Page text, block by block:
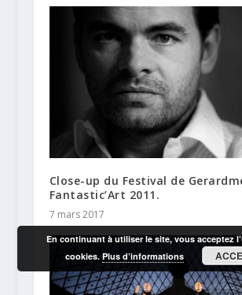
Close-up du Festival de
Fantastic’Art 2011.
7 mars 2017
En continuant à utiliser le site, vous acceptez
cookies.Plus d’informations